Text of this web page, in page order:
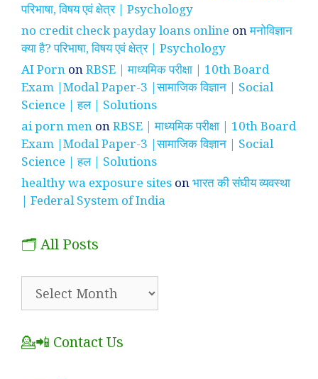
परिभाषा, विषय एवं क्षेत्र | Psychology
no credit check payday loans online onमनोविज्ञान
क्या है? परिभाषा, विषय एवं क्षेत्र | Psychology
AI Porn onRBSE | माध्यमिक परीक्षा | 10th Board
Exam |Modal Paper-3 |सामाजिक विज्ञान | Social
Science | हल | Solutions
ai porn men onRBSE | माध्यमिक परीक्षा | 10th Board
Exam |Modal Paper-3 |सामाजिक विज्ञान | Social
Science | हल | Solutions
healthy wa exposure sites onभारत की संघीय व्यवस्था
| Federal System of India
🗂️ All Posts
💁📲 Contact Us